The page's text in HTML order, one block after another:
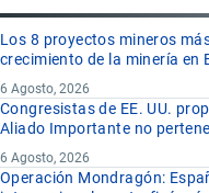
Los 8 proyectos mineros
crecimiento de la minería en
6 Agosto, 2026
Congresistas de EE. UU.
Aliado Importante no
6 Agosto, 2026
Operación Mondragón: